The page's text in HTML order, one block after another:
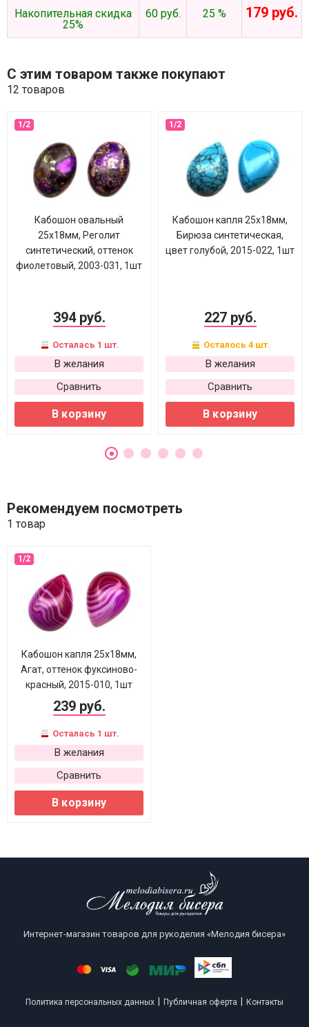
Накопительная скидка
25%
60 руб. 25 % 179 руб.
С этим товаром также покупают
12 товаров
Кабошон овальный
25х18мм, Реголит
синтетический, оттенок
фиолетовый, 2003-031, 1шт
394 руб.
Осталась 1 шт.
В желания
Сравнить
В корзину
Кабошон капля 25х18мм,
Бирюза синтетическая,
цвет голубой, 2015-022, 1шт
227 руб.
Осталось 4 шт.
В желания
Сравнить
В корзину
Рекомендуем посмотреть
1 товар
Кабошон капля 25х18мм,
Агат, оттенок фуксиново-
красный, 2015-010, 1шт
239 руб.
Осталась 1 шт.
В желания
Сравнить
В корзину
Интернет-магазин товаров для рукоделия «Мелодия бисера»
Политика персональных данных Публичная оферта Контакты